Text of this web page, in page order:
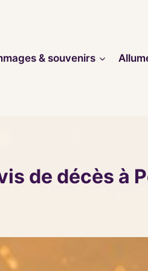
& souvenirs
de décès à